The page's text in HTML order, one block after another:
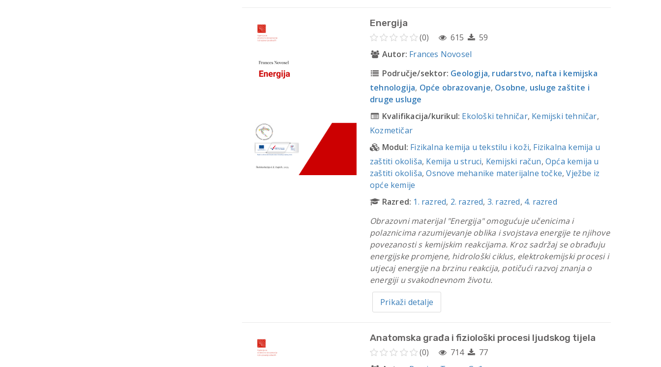
Energija
(0) 615
59
Autor: Frances Novosel
Područje/sektor: Geologija, rudarstvo, nafta i kemijska
tehnologija, Opće obrazovanje, Osobne, usluge zaštite i
druge usluge
Kvalifikacija/kurikul: Ekološki tehničar, Kemijski tehničar,
Kozmetičar
Modul: Fizikalna kemija u tekstilu i koži, Fizikalna kemija u
zaštiti okoliša, Kemija u struci, Kemijski račun,Opća kemija u
zaštiti okoliša,Osnove mehanike materijalne točke,Vježbe iz
opće kemije
Razred: 1. razred, 2. razred, 3. razred, 4. razred
Obrazovni materijal "Energija" omogućuje učenicima i
polaznicima razumijevanje oblika i svojstava energije te njihove
povezanosti s kemijskim reakcijama. Kroz sadržaj se obrađuju
energijske promjene, hidrološki ciklus, elektrokemijski procesi i
utjecaj energije na brzinu reakcija, potičući razvoj znanja o
energiji u svakodnevnom životu.
Prikaži detalje
Anatomska građa i fiziološki procesi ljudskog tijela
(0) 714
77